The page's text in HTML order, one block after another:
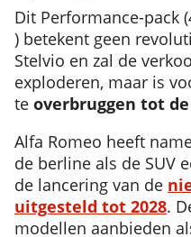
Dit Performance-pack (
) betekent geen
Stelvio en zal de
exploderen, maar is
te overbruggen tot de
Alfa Romeo heeft
de berline als de SUV
de lancering van de
uitgesteld tot 2028.
modellen aanbieden